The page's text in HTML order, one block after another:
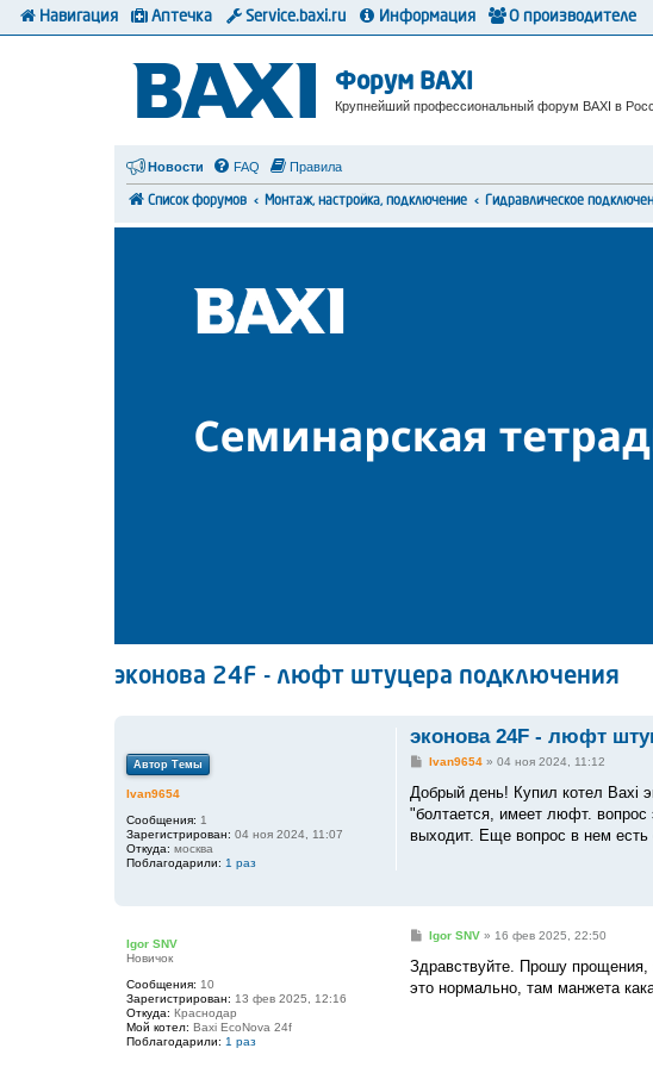
Форум BAXI
Крупнейший профессиональный форум BAXI в
Новости FAQ Правила
Список форумов Монтаж, настройка, подключение Гидравлическое
эконова 24F - люфт штуцера подключения
Автор Темы
Ivan9654
Сообщения: 1
Зарегистрирован: 04 ноя 2024, 11:07
Откуда: москва
Поблагодарили: 1 раз
эконова 24F - люфт
С
о
щ
е
Ivan9654» 04 ноя 2024, 11:12
Добрый день! Купил котел Baxi
"болтается, имеет люфт. вопрос
выходит. Еще вопрос в нем есть
Igor SNV
Новичок
Сообщения: 10
Зарегистрирован: 13 фев 2025, 12:16
Откуда: Краснодар
Мой котел: Baxi EcoNova 24f
Поблагодарили: 1 раз
С
о
б
щ
Igor SNV» 16 фев 2025, 22:50
Здравствуйте. Прошу
это нормально, там манжета
Навигация Аптечка Service.baxi.ru Информация О производителе